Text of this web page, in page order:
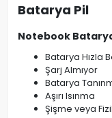
Batarya Pil
Notebook
Batarya Hızla
Şarj Almıyor
Batarya
Aşırı Isınma
Şişme veya